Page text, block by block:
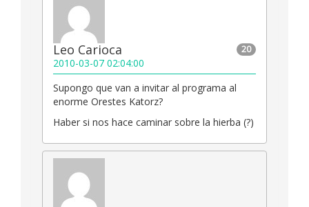
20
Leo Carioca
2010-03-07 02:04:00
Supongo que van a invitar al programa al
enorme Orestes Katorz?
Haber si nos hace caminar sobre la hierba (?)